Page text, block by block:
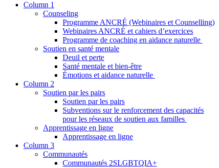
Column 1
Counseling
Programme ANCRÉ (Webinaires et Counselling)
Webinaires ANCRÉ et cahiers d’exercices
Programme de coaching en aidance naturelle
Soutien en santé mentale
Deuil et perte
Santé mentale et bien-être
Émotions et aidance naturelle
Column 2
Soutien par les pairs
Soutien par les pairs
Subventions sur le renforcement des capacités
pour les réseaux de soutien aux familles
Apprentissage en ligne
Apprentissage en ligne
Column 3
Communautés
Communautés 2SLGBTQIA+